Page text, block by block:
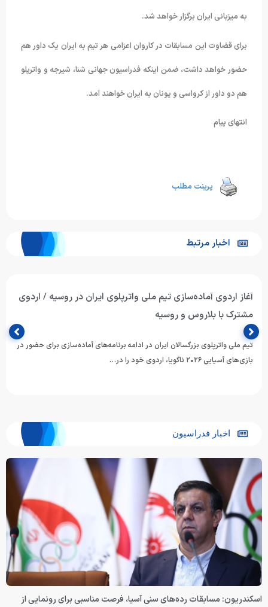
به میزبانی ایران برگزار خواهد شد.
برای قضاوت این مسابقات در کاروان اعزامی هر تیم به ایران یک داور هم
حضور خواهد داشت، ضمن اینکه فدراسیون جهانی شنا، شیرجه و واترپلو
هم دو داور از کرواسی و یونان به ایران خواهند آمد.
انتهای پیام
پرینت مطلب
اخبار مرتبط
آغاز اردوی آماده‌سازی تیم ملی واترپلوی ایران در روسیه / اردوی
مشترک با بلاروس و روسیه
تیم ملی واترپلوی بزرگسالان ایران در ادامه برنامه‌های آماده‌سازی برای حضور در
بازی‌های آسیایی ۲۰۲۶ ناگویا، اردوی خود را در…
اخبار فدراسیون
اسکندریون: مسابقات رده‌های سنی آسیا، فرصت مناسبی برای رونمایی از